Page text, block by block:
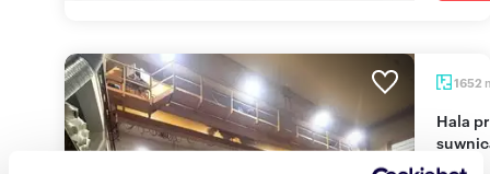
1652
Hala produkcyjno-magazynowa 1652 m² z